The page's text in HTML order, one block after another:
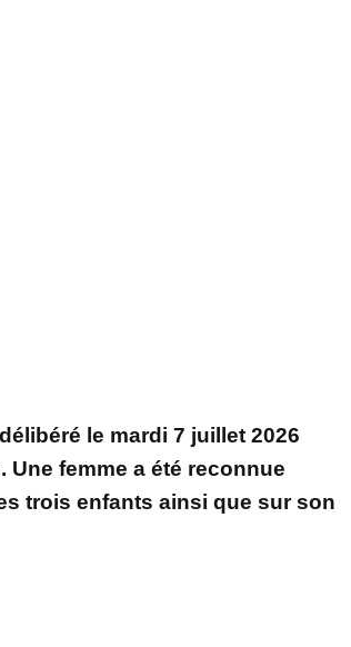
le mardi 7 juillet 2026
femme a été reconnue
trois enfants ainsi que sur son